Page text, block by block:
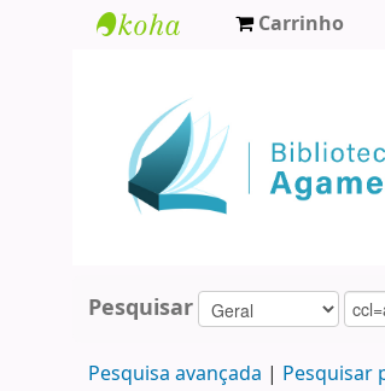
Agamenon
Magalhães
Carrinho
Pesquisar
Pesquisa avançada Pesquisar